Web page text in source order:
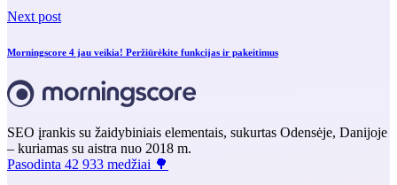
Next post
Morningscore 4 jau veikia! Peržiūrėkite funkcijas ir pakeitimus
SEO įrankis su žaidybiniais elementais, sukurtas Odensėje, Danijoje
– kuriamas su aistra nuo 2018 m.
Pasodinta 42 933 medžiai 🌳